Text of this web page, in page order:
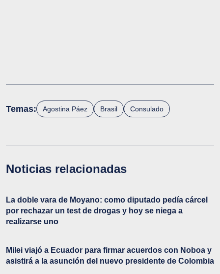
Temas: Agostina Páez Brasil Consulado
Noticias relacionadas
La doble vara de Moyano: como diputado pedía cárcel
por rechazar un test de drogas y hoy se niega a
realizarse uno
Milei viajó a Ecuador para firmar acuerdos con Noboa y
asistirá a la asunción del nuevo presidente de Colombia